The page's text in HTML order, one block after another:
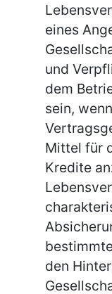
eines
und
dem
sein,
Mittel für
Kredite
den